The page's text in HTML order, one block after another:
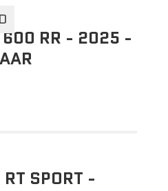
600 RR - 2025 -
SPORT -